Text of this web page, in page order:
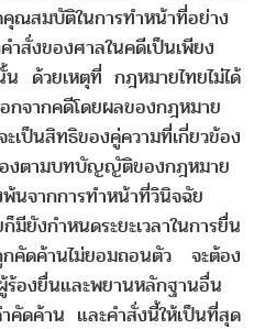
ณสมบัติในการทำหน้าที่อย่าง
สั่งของศาลในคดีเป็นเพียง
ด้วยเหตุที่ กฎหมายไทยไม่ได้
กจากคดีโดยผลของกฎหมาย
ป็นสิทธิของคู่ความที่เกี่ยวข้อง
งตามบทบัญญัติของกฎหมาย
นจากการทำหน้าที่วินิจฉัย
ำหนดระยะเวลาในการยื่น
คัดค้านไม่ยอมถอนตัว จะต้อง
องยื่นและพยานหลักฐานอื่น
คัดค้าน และคำสั่งนี้ให้เป็นที่สุด